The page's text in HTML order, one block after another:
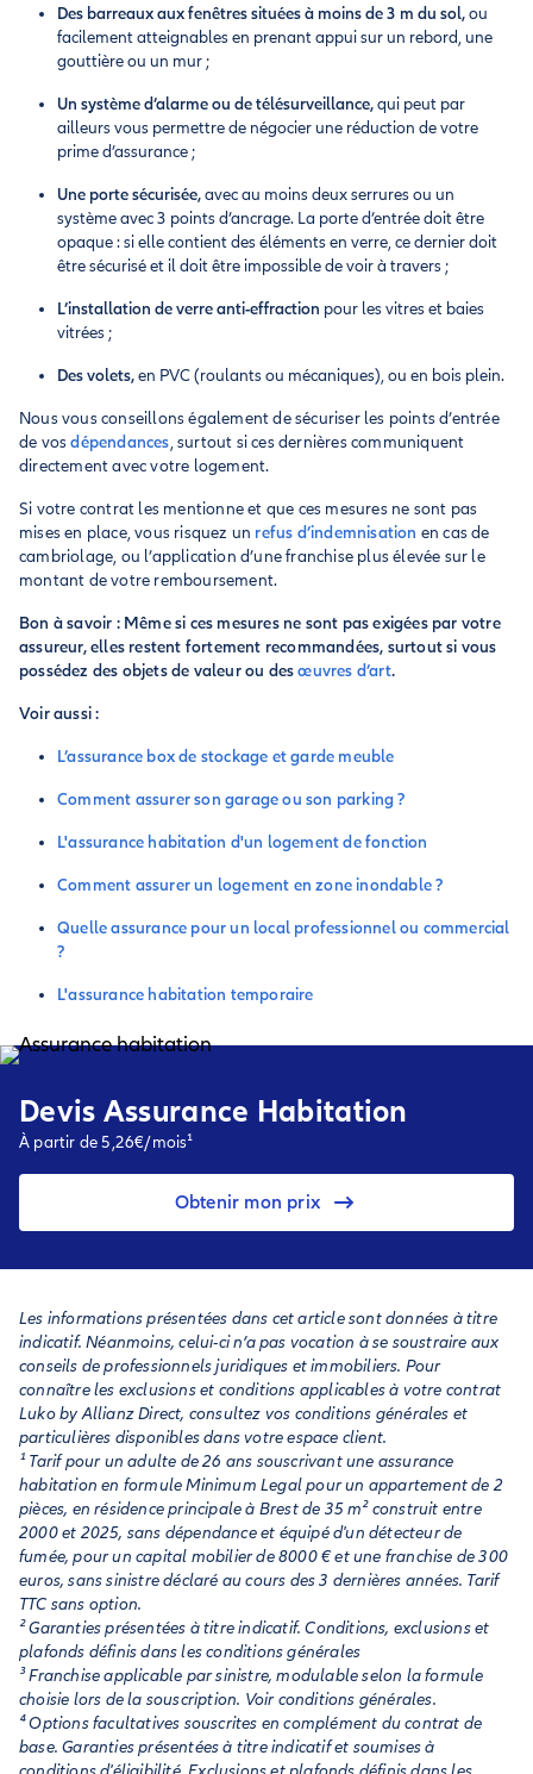
Des barreaux aux fenêtres situées à moins de 3 m du sol,ou
facilement atteignables en prenant appui sur un rebord, une
gouttière ou un mur ;
Un système d’alarme ou de télésurveillance,qui peut par
ailleurs vous permettre de négocier une réduction de votre
prime d’assurance ;
Une porte sécurisée,avec au moins deux serrures ou un
système avec 3 points d’ancrage. La porte d’entrée doit être
opaque : si elle contient des éléments en verre, ce dernier doit
être sécurisé et il doit être impossible de voir à travers ;
L’installation de verre anti-effraction pour les vitres et baies
vitrées ;
Des volets,en PVC (roulants ou mécaniques), ou en bois plein.
Nous vous conseillons également de sécuriser les points d’entrée
de vosdépendances, surtout si ces dernières communiquent
directement avec votre logement.
Si votre contrat les mentionne et que ces mesures ne sont pas
mises en place, vous risquez un refus d’indemnisation en cas de
cambriolage, ou l’application d’une franchise plus élevée sur le
montant de votre remboursement.
Bon à savoir : Même si ces mesures ne sont pas exigées par votre
assureur, elles restent fortement recommandées, surtout si vous
possédez des objets de valeur ou desœuvres d’art.
Voir aussi :
L’assurance box de stockage et garde meuble
Comment assurer son garage ou son parking ?
L'assurance habitation d'un logement de fonction
Comment assurer un logement en zone inondable ?
Quelle assurance pour un local professionnel ou commercial
?
L'assurance habitation temporaire
Devis Assurance Habitation
À partir de 5,26€/mois¹
Obtenir mon prix
Les informations présentées dans cet article sont données à titre
indicatif. Néanmoins, celui-ci n’a pas vocation à se soustraire aux
conseils de professionnels juridiques et immobiliers. Pour
connaître les exclusions et conditions applicables à votre contrat
Luko by Allianz Direct, consultez vos conditions générales et
particulières disponibles dans votre espace client.
¹ Tarif pour un adulte de 26 ans souscrivant une assurance
habitation en formule Minimum Legal pour un appartement de 2
pièces, en résidence principale à Brest de 35 m² construit entre
2000 et 2025, sans dépendance et équipé d'un détecteur de
fumée, pour un capital mobilier de 8000 € et une franchise de 300
euros, sans sinistre déclaré au cours des 3 dernières années. Tarif
TTC sans option.
² Garanties présentées à titre indicatif. Conditions, exclusions et
plafonds définis dans les conditions générales
³ Franchise applicable par sinistre, modulable selon la formule
choisie lors de la souscription. Voir conditions générales.
⁴ Options facultatives souscrites en complément du contrat de
base. Garanties présentées à titre indicatif et soumises à